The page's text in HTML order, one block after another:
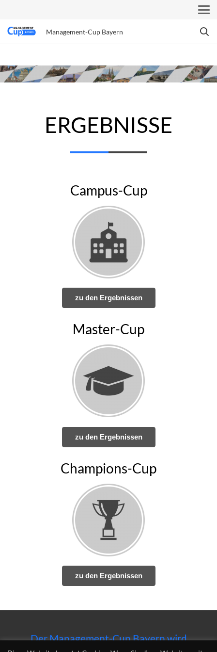
Management-Cup Bayern
ERGEBNISSE
Campus-Cup
zu den Ergebnissen
Master-Cup
zu den Ergebnissen
Champions-Cup
zu den Ergebnissen
Der Management-Cup Bayern wird